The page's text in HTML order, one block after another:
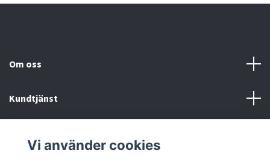
Om oss
Kundtjänst
Vi använder cookies